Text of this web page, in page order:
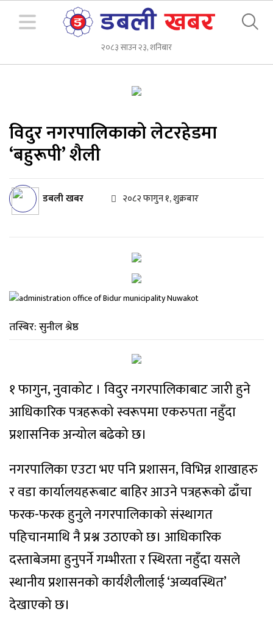
२०८३ साउन २३, शनिबार
विदुर नगरपालिकाको लेटरहेडमा
‘बहुरूपी’ शैली
डबली खबर २०८२ फागुन १, शुक्रबार
तस्बिर: सुनील श्रेष्ठ
१ फागुन, नुवाकोट । विदुर नगरपालिकाबाट जारी हुने
आधिकारिक पत्रहरूको स्वरूपमा एकरुपता नहुँदा
प्रशासनिक अन्योल बढेको छ।
नगरपालिका एउटा भए पनि प्रशासन, विभिन्न शाखाहरु
र वडा कार्यालयहरूबाट बाहिर आउने पत्रहरूको ढाँचा
फरक-फरक हुनुले नगरपालिकाको संस्थागत
पहिचानमाथि नै प्रश्न उठाएको छ। आधिकारिक
दस्ताबेजमा हुनुपर्ने गम्भीरता र स्थिरता नहुँदा यसले
स्थानीय प्रशासनको कार्यशैलीलाई ‘अव्यवस्थित’
देखाएको छ।